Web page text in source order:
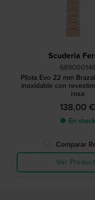
Scuderia
Pilota Evo 22 mm
inoxidable con
rosa
138,00 €
● En stock
Comparar
Ver